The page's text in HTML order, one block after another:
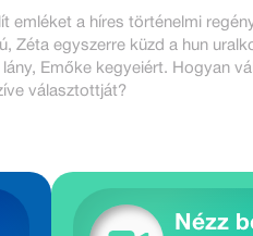
emléket a híres történelmi
Zéta egyszerre küzd a hun
Emőke kegyeiért. Hogyan
választottját?
Nézz